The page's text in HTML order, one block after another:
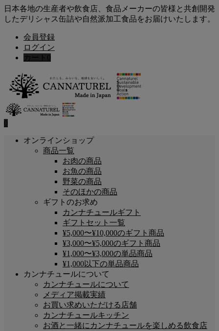
日本各地の生産者や飲食店、食品メーカーの皆様と共創開発
したデリシャス缶詰や自然派加工食品をお届けいたします。
会員登録
ログイン
カート 0
0
オンラインショップ
商品一覧
お肉の商品
お魚の商品
野菜の商品
そのほかの商品
ギフトのお求め
カンナチュールギフト
ギフトセット一覧
¥5,000〜¥10,000のギフト商品
¥3,000〜¥5,000のギフト商品
¥1,000〜¥3,000の単品商品
¥1,000以下の単品商品
カンナチュールについて
カンナチュールについて
メディア掲載実績
お買い求めいただける店舗
カンナチュールキッチン
お酒と一緒にカンナチュールを楽しめる飲食店